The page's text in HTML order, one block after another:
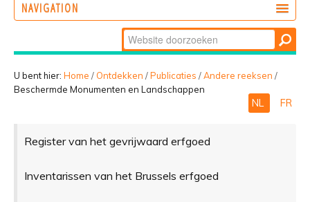
NAVIGATION
BELEVEN
Zoek
Geavanceerd
zoeken...
U bent hier: Home / Ontdekken /Publicaties /Andere reeksen /
Beschermde Monumenten en Landschappen
NL FR
Register van het gevrijwaard erfgoed
Inventarissen van het Brussels erfgoed